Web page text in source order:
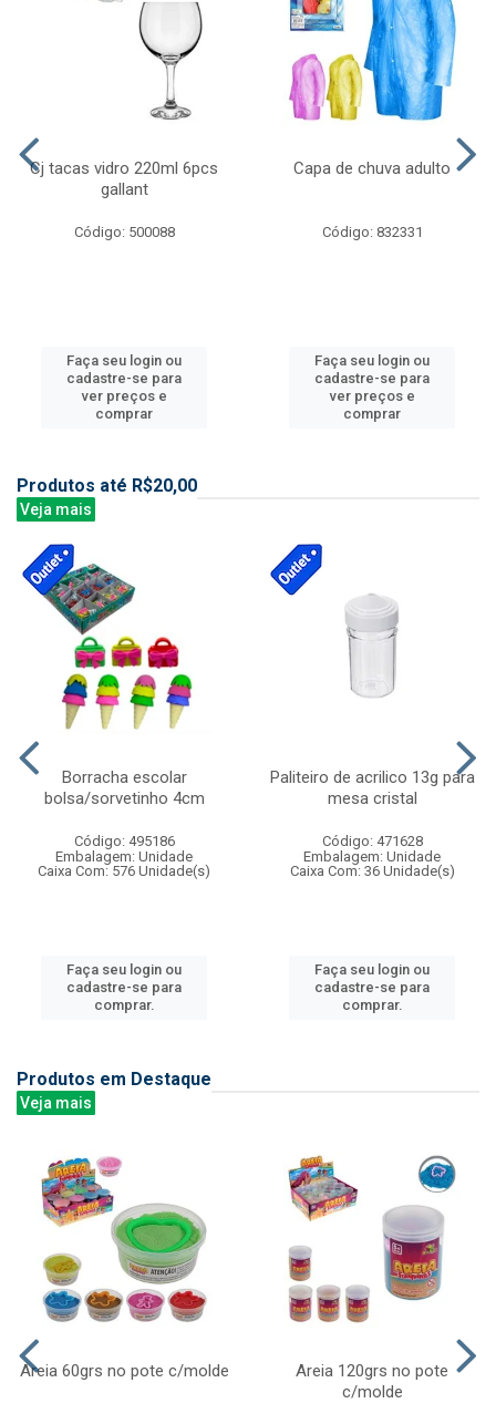
Cj tacas vidro 220ml 6pcs
gallant
Código: 500088
Faça seu login ou
cadastre-se para
ver preços e
comprar
Capa de chuva adulto
Código: 832331
Faça seu login ou
cadastre-se para
ver preços e
comprar
Produtos até R$20,00
Veja mais
Borracha escolar
bolsa/sorvetinho 4cm
Código: 495186
Embalagem: Unidade
Caixa Com: 576 Unidade(s)
Faça seu login ou
cadastre-se para
comprar.
Paliteiro de acrilico 13g para
mesa cristal
Código: 471628
Embalagem: Unidade
Caixa Com: 36 Unidade(s)
Faça seu login ou
cadastre-se para
comprar.
Produtos em Destaque
Veja mais
Areia 60grs no pote c/molde
Areia 120grs no pote
c/molde